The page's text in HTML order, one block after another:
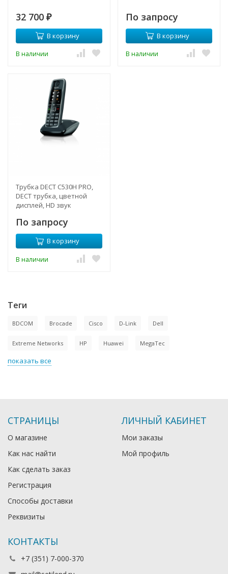
32 700 ₽
В корзину
В наличии
По запросу
В корзину
В наличии
Трубка DECT C530H PRO,
DECT трубка, цветной
дисплей, HD звук
По запросу
В корзину
В наличии
Теги
BDCOM Brocade Cisco D-Link Dell
Extreme Networks HP Huawei MegaTec
показать все
СТРАНИЦЫ
О магазине
Как нас найти
Как сделать заказ
Регистрация
Способы доставки
Реквизиты
ЛИЧНЫЙ КАБИНЕТ
Мои заказы
Мой профиль
КОНТАКТЫ
+7 (351) 7-000-370